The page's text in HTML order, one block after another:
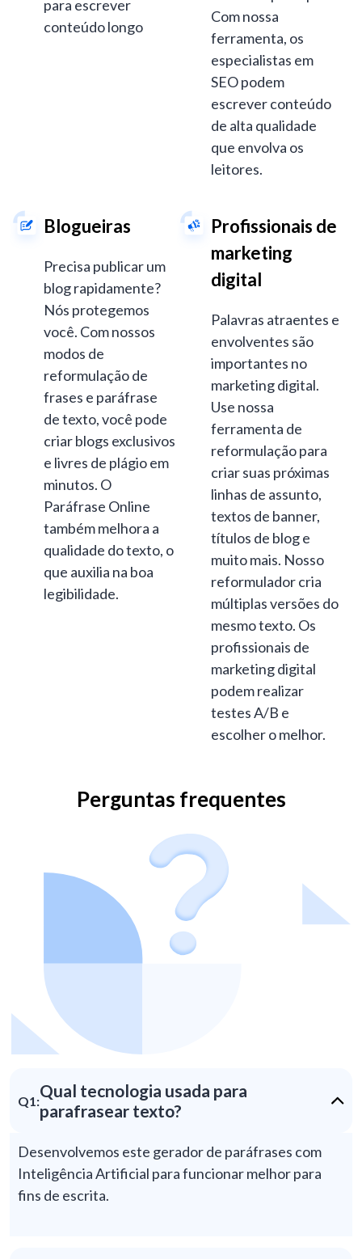
para escrever
conteúdo longo
Com nossa
ferramenta, os
especialistas em
SEO podem
escrever conteúdo
de alta qualidade
que envolva os
leitores.
Blogueiras
Precisa publicar um
blog rapidamente?
Nós protegemos
você. Com nossos
modos de
reformulação de
frases e paráfrase
de texto, você pode
criar blogs exclusivos
e livres de plágio em
minutos. O
Paráfrase Online
também melhora a
qualidade do texto, o
que auxilia na boa
legibilidade.
Profissionais de
marketing
digital
Palavras atraentes e
envolventes são
importantes no
marketing digital.
Use nossa
ferramenta de
reformulação para
criar suas próximas
linhas de assunto,
textos de banner,
títulos de blog e
muito mais. Nosso
reformulador cria
múltiplas versões do
mesmo texto. Os
profissionais de
marketing digital
podem realizar
testes A/B e
escolher o melhor.
Perguntas frequentes
Q1:Qual tecnologia usada para
parafrasear texto?
Desenvolvemos este gerador de paráfrases com
Inteligência Artificial para funcionar melhor para
fins de escrita.